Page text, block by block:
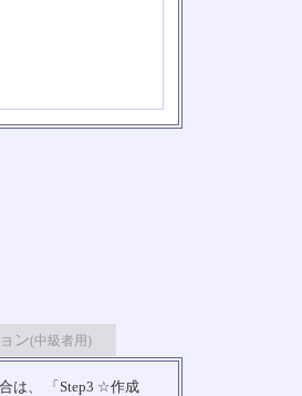
ン(中級者用)
は、 「Step3 ☆作成